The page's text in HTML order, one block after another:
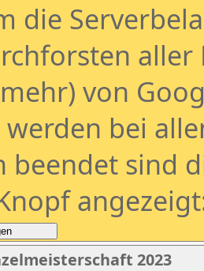
die
aller
von
bei
beendet sind
2023